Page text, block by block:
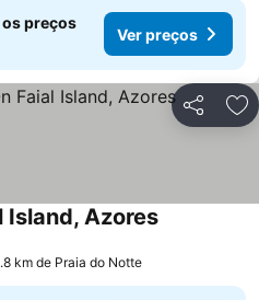
os preços
Ver preços
Partilhar
Island, Azores
km de Praia do Notte